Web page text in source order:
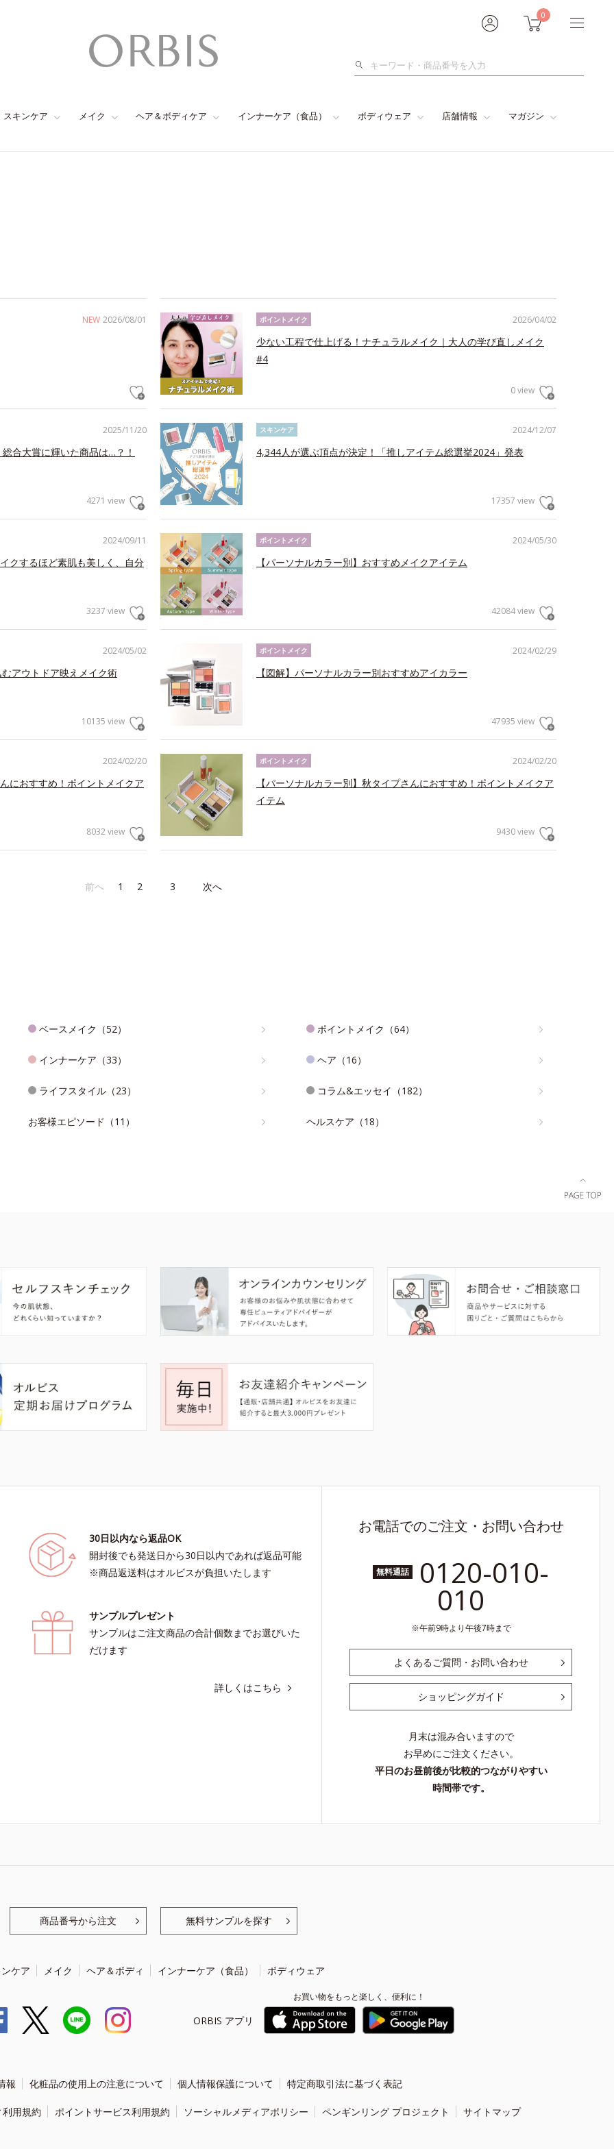
0
検
スキンケア メイク ヘア＆ボディケア インナーケア（食品） ボディウェア 店舗情報 マガジン
NEW 2026/08/01 2026/04/02
ポイントメイク
少ない工程で仕上げる！ナチュラルメイク｜大人の学び直しメイク
#4
0 view
2025/11/20
合大賞に輝いた商品は…？！
4271 view
2024/12/07
スキンケア
4,344人が選ぶ頂点が決定！「推しアイテム総選挙2024」発表
17357 view
2024/09/11
クするほど素肌も美しく、自分
3237 view
2024/05/30
ポイントメイク
【パーソナルカラー別】おすすめメイクアイテム
42084 view
2024/05/02
アウトドア映えメイク術
10135 view
2024/02/29
ポイントメイク
【図解】パーソナルカラー別おすすめアイカラー
47935 view
2024/02/20
におすすめ！ポイントメイクア
8032 view
2024/02/20
ポイントメイク
【パーソナルカラー別】秋タイプさんにおすすめ！ポイントメイクア
イテム
9430 view
前へ 1 2 3 次へ
ベースメイク（52） ポイントメイク（64）
インナーケア（33） ヘア（16）
ライフスタイル（23） コラム&エッセイ（182）
お客様エピソード（11） ヘルスケア（18）
30日以内なら返品OK
開封後でも発送日から30日以内であれば返品可能
※商品返送料はオルビスが負担いたします
サンプルプレゼント
サンプルはご注文商品の合計個数までお選びいた
だけます
詳しくはこちら
お電話でのご注文・お問い合わせ
無料通話 0120-010-
010
午前9時より午後7時まで
よくあるご質問・お問い合わせ
ショッピングガイド
月末は混み合いますので
お早めにご注文ください。
平日のお昼前後が比較的つながりやすい
時間帯です。
商品番号から注文 無料サンプルを探す
ケア メイク ヘア＆ボディ インナーケア（食品） ボディウェア
ORBIS アプリ
お買い物をもっと楽しく、便利に！
報 化粧品の使用上の注意について 個人情報保護について 特定商取引法に基づく表記
用規約 ポイントサービス利用規約 ソーシャルメディアポリシー ペンギンリング プロジェクト サイトマップ